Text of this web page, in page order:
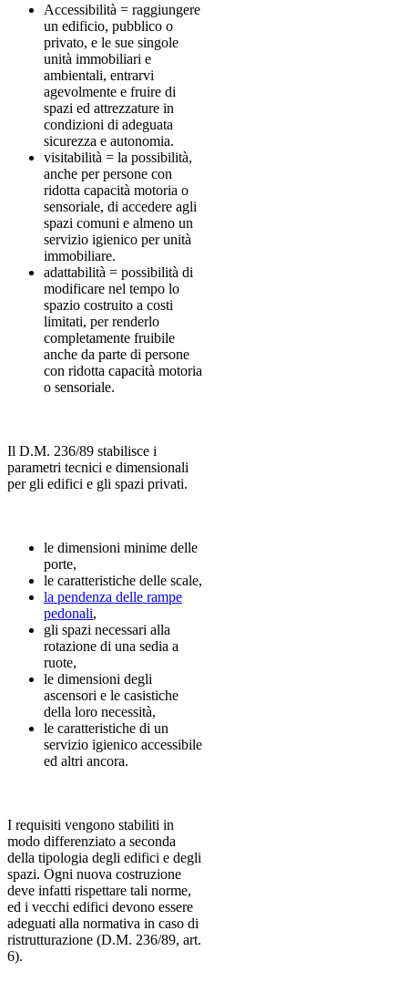
Accessibilità = raggiungere
un edificio, pubblico o
privato, e le sue singole
unità immobiliari e
ambientali, entrarvi
agevolmente e fruire di
spazi ed attrezzature in
condizioni di adeguata
sicurezza e autonomia.
visitabilità = la possibilità,
anche per persone con
ridotta capacità motoria o
sensoriale, di accedere agli
spazi comuni e almeno un
servizio igienico per unità
immobiliare.
adattabilità = possibilità di
modificare nel tempo lo
spazio costruito a costi
limitati, per renderlo
completamente fruibile
anche da parte di persone
con ridotta capacità motoria
o sensoriale.
Il D.M. 236/89 stabilisce i
parametri tecnici e dimensionali
per gli edifici e gli spazi privati.
le dimensioni minime delle
porte,
le caratteristiche delle scale,
la pendenza delle rampe
pedonali,
gli spazi necessari alla
rotazione di una sedia a
ruote,
le dimensioni degli
ascensori e le casistiche
della loro necessità,
le caratteristiche di un
servizio igienico accessibile
ed altri ancora.
I requisiti vengono stabiliti in
modo differenziato a seconda
della tipologia degli edifici e degli
spazi. Ogni nuova costruzione
deve infatti rispettare tali norme,
ed i vecchi edifici devono essere
adeguati alla normativa in caso di
ristrutturazione (D.M. 236/89, art.
6).